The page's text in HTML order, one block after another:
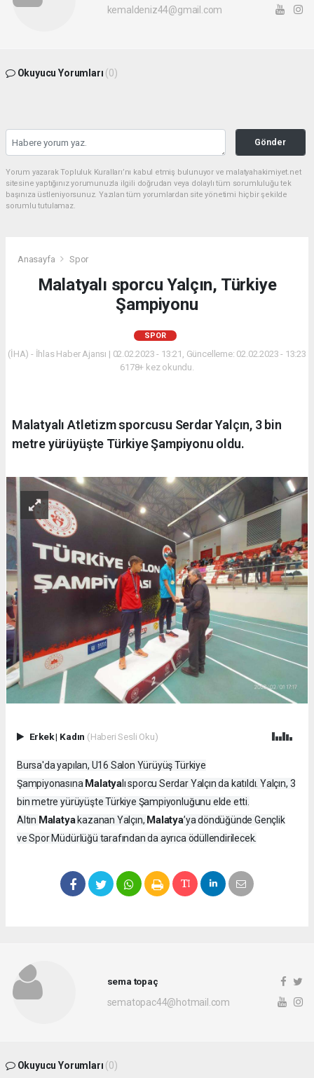
kemaldeniz44@gmail.com
Okuyucu Yorumları (0)
Gönder
Yorum yazarak Topluluk Kuralları’nı kabul etmiş bulunuyor ve malatyahakimiyet.net
sitesine yaptığınız yorumunuzla ilgili doğrudan veya dolaylı tüm sorumluluğu tek
başınıza üstleniyorsunuz. Yazılan tüm yorumlardan site yönetimi hiçbir şekilde
sorumlu tutulamaz.
Anasayfa Spor
Malatyalı sporcu Yalçın, Türkiye
Şampiyonu
SPOR
(İHA) - İhlas Haber Ajansı | 02.02.2023 - 13:21, Güncelleme: 02.02.2023 - 13:23
6178+ kez okundu.
Malatyalı Atletizm sporcusu Serdar Yalçın, 3 bin
metre yürüyüşte Türkiye Şampiyonu oldu.
Erkek| Kadın (Haberi Sesli Oku)
Bursa'da yapılan, U16 Salon Yürüyüş Türkiye
Şampiyonasına Malatyalı sporcu Serdar Yalçın da katıldı. Yalçın, 3
bin metre yürüyüşte Türkiye Şampiyonluğunu elde etti.
Altın Malatyakazanan Yalçın, Malatya’ya döndüğünde Gençlik
ve Spor Müdürlüğü tarafından da ayrıca ödüllendirilecek.
sema topaç
sematopac44@hotmail.com
Okuyucu Yorumları (0)